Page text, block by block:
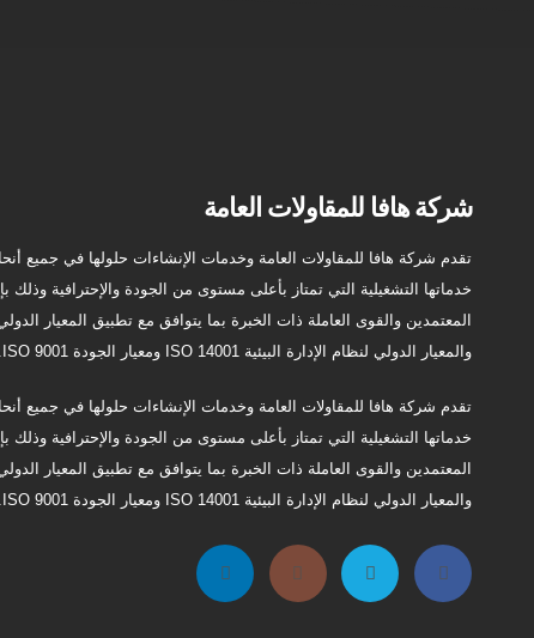
شركة هافا للمقاولات العامة
تقدم شركة هافا للمقاولات العامة وخدمات الإنشاءات حلولها في جميع
خدماتها التشغيلية التي تمتاز بأعلى مستوى من الجودة والإحترافية
والمعيار الدولي لنظام الإدارة البيئية ISO 14001 ومعيار الجودة ISO 9001.
تقدم شركة هافا للمقاولات العامة وخدمات الإنشاءات حلولها في جميع
خدماتها التشغيلية التي تمتاز بأعلى مستوى من الجودة والإحترافية
والمعيار الدولي لنظام الإدارة البيئية ISO 14001 ومعيار الجودة ISO 9001.